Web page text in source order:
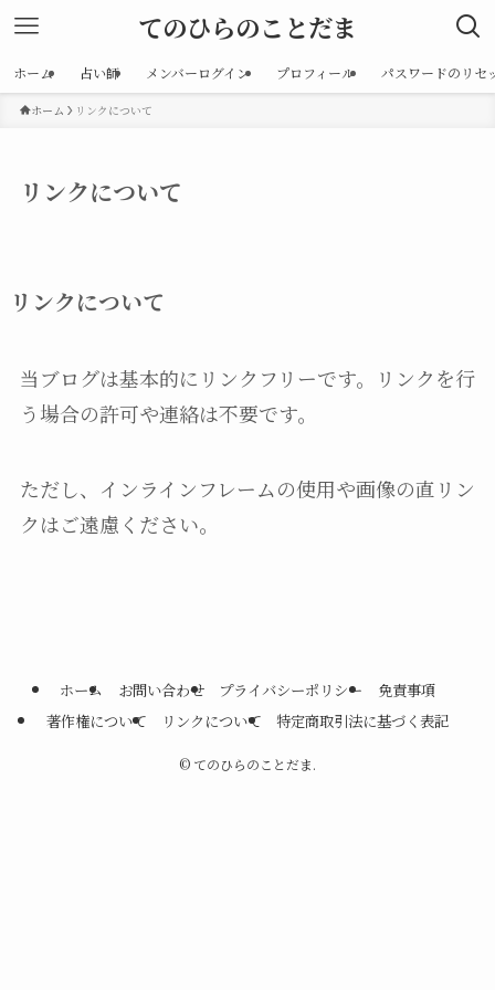
てのひらのことだま
ホーム 占い師 メンバーログイン プロフィール パスワードのリセ
ホーム リンクについて
リンクについて
リンクについて
当ブログは基本的にリンクフリーです。リンクを行
う場合の許可や連絡は不要です。
ただし、インラインフレームの使用や画像の直リン
クはご遠慮ください。
ホーム お問い合わせ プライバシーポリシー
免責事項
著作権について
リンクについて 特定商取引法に基づく表記
© てのひらのことだま.